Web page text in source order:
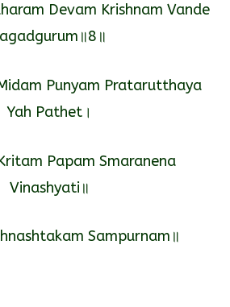
Devam Krishnam Vande
Punyam Pratarutthaya
Yah Pathet।
Papam Smaranena
Vinashyati॥
Sampurnam॥